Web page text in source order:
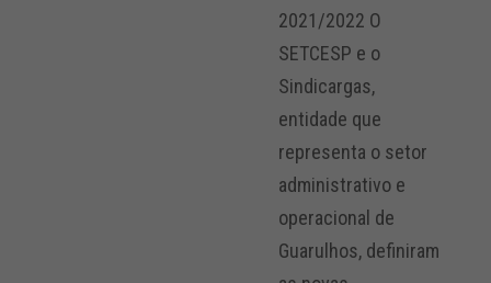
2021/2022 O
SETCESP e o
Sindicargas,
entidade que
representa o setor
administrativo e
operacional de
Guarulhos, definiram